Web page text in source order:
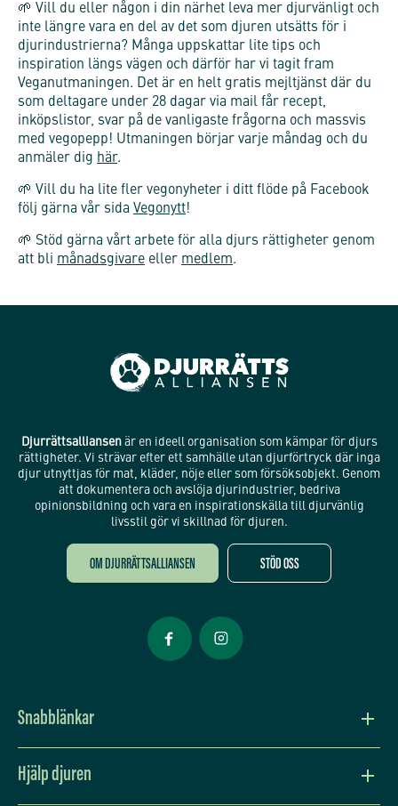
🌱 Vill du eller någon i din närhet leva mer djurvänligt och
inte längre vara en del av det som djuren utsätts för i
djurindustrierna? Många uppskattar lite tips och
inspiration längs vägen och därför har vi tagit fram
Veganutmaningen. Det är en helt gratis mejltjänst där du
som deltagare under 28 dagar via mail får recept,
inköpslistor, svar på de vanligaste frågorna och massvis
med vegopepp! Utmaningen börjar varje måndag och du
anmäler dig här.
🌱 Vill du ha lite fler vegonyheter i ditt flöde på Facebook
följ gärna vår sida Vegonytt!
🌱 Stöd gärna vårt arbete för alla djurs rättigheter genom
att bli månadsgivare eller medlem.
Djurrättsalliansenär en ideell organisation som kämpar för djurs
rättigheter. Vi strävar efter ett samhälle utan djurförtryck där inga
djur utnyttjas för mat, kläder, nöje eller som försöksobjekt. Genom
att dokumentera och avslöja djurindustrier, bedriva
opinionsbildning och vara en inspirationskälla till djurvänlig
livsstil gör vi skillnad för djuren.
OM DJURRÄTTSALLIANSEN STÖD OSS
Öppnas i nytt fönster
Snabblänkar
Vision och värdegrund
Hjälp djuren